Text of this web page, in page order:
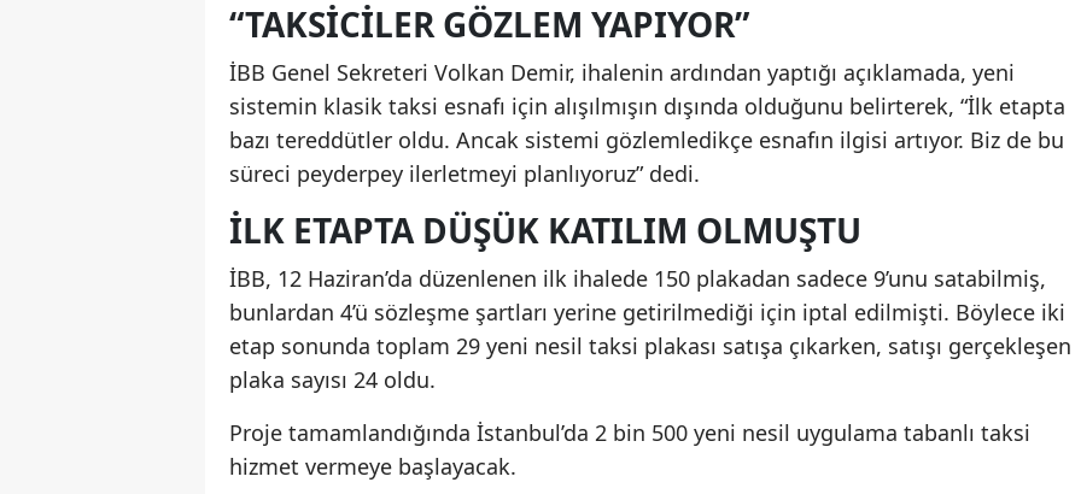
“TAKSICILER GÖZLEM YAPIYOR”
İBB Genel Sekreteri Volkan Demir, ihalenin ardından yaptığı açıklamada, yeni
sistemin klasik taksi esnafı için alışılmışın dışında olduğunu belirterek, “İlk etapta
bazı tereddütler oldu. Ancak sistemi gözlemledikçe esnafın ilgisi artıyor. Biz de bu
süreci peyderpey ilerletmeyi planlıyoruz” dedi.
İLK ETAPTA DÜŞÜK KATILIM OLMUŞTU
İBB, 12 Haziran’da düzenlenen ilk ihalede 150 plakadan sadece 9’unu satabilmiş,
bunlardan 4’ü sözleşme şartları yerine getirilmediği için iptal edilmişti. Böylece iki
etap sonunda toplam 29 yeni nesil taksi plakası satışa çıkarken, satışı gerçekleşen
plaka sayısı 24 oldu.
Proje tamamlandığında İstanbul’da 2 bin 500 yeni nesil uygulama tabanlı taksi
hizmet vermeye başlayacak.